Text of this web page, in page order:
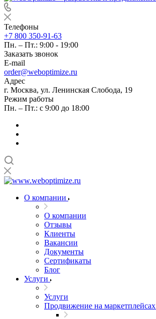
Телефоны
+7 800 350-91-63
Пн. – Пт.: 9:00 - 19:00
Заказать звонок
E-mail
order@weboptimize.ru
Адрес
г. Москва, ул. Ленинская Слобода, 19
Режим работы
Пн. – Пт.: с 9:00 до 18:00
О компании
О компании
Отзывы
Клиенты
Вакансии
Документы
Сертификаты
Блог
Услуги
Услуги
Продвижение на маркетплейсах